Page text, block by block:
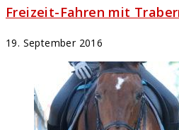
Freizeit-Fahren mit
19. September 2016